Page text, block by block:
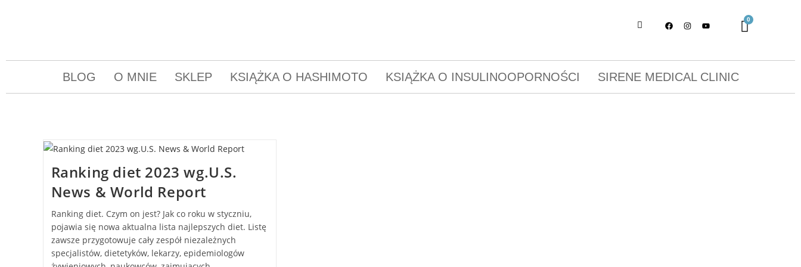
BLOG O MNIE SKLEP KSIĄŻKA O HASHIMOTO KSIĄŻKA O INSULINOOPORNOŚCI SIRENE MEDICAL CLINIC
Ranking diet 2023 wg.U.S.
News & World Report
Ranking diet. Czym on jest? Jak co roku w styczniu,
pojawia się nowa aktualna lista najlepszych diet. Listę
zawsze przygotowuje cały zespół niezależnych
specjalistów, dietetyków, lekarzy, epidemiologów